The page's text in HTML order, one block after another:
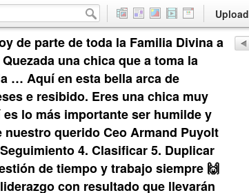
Upload
de parte de toda la Familia Divina a
una chica que a toma la
… Aquí en esta bella arca de
e resibido. Eres una chica muy
lo más importante ser humilde y
querido Ceo Armand Puyolt
4. Clasificar 5. Duplicar
de tiempo y trabajo siempre 🙌
con resultado que llevarán